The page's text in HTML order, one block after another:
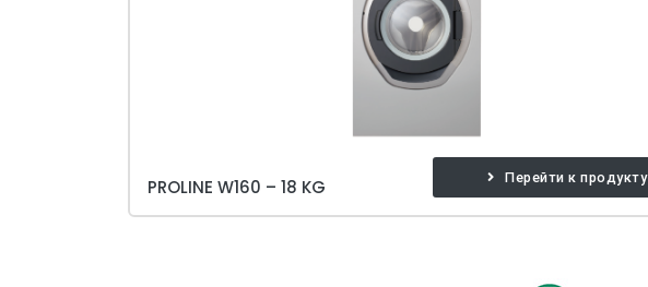
PROLINE W160 – 18 KG Перейти к продукту